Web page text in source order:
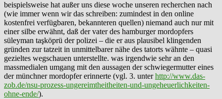
beispielsweise hat außer uns diese woche unseren recherchen nach
(wie immer wenn wir das schreiben: zumindest in den online
kostenfrei verfügbaren, bekannteren quellen) niemand auch nur mit
einer silbe erwähnt, daß der vater des hamburger mordopfers
süleyman taşköprü der polizei – die er aus plausibel klingenden
gründen zur tatzeit in unmittelbarer nähe des tatorts wähnte – quasi
gezieltes wegschauen unterstellte. was irgendwie sehr an den
massmedialen umgang mit den aussagen der schwiegermutter eines
der münchner mordopfer erinnerte (vgl. 3. unterhttp://www.das-
zob.de/nsu-prozess-ungereimtheitheiten-und-ungeheuerlichkeiten-
ohne-ende/).